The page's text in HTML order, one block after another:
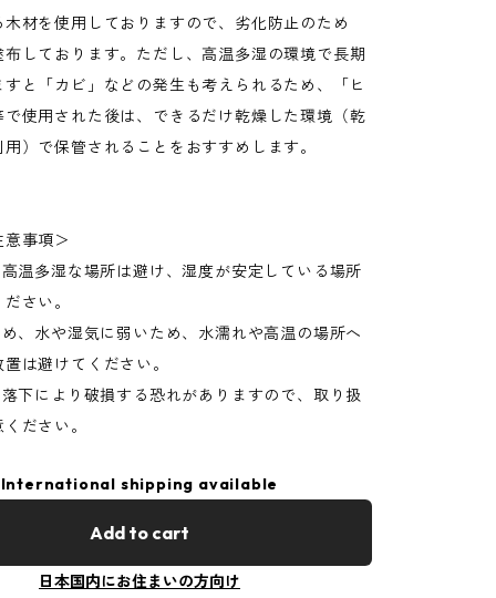
材を使用しておりますので、劣化防止のため
しております。ただし、高温多湿の環境で長期
と「カビ」などの発生も考えられるため、「ヒ
使用された後は、できるだけ乾燥した環境（乾
）で保管されることをおすすめします。
事項＞
温多湿な場所は避け、湿度が安定している場所
さい。
、水や湿気に弱いため、水濡れや高温の場所へ
は避けてください。
下により破損する恐れがありますので、取り扱
ださい。
International shipping available
Add to cart
日本国内にお住まいの方向け